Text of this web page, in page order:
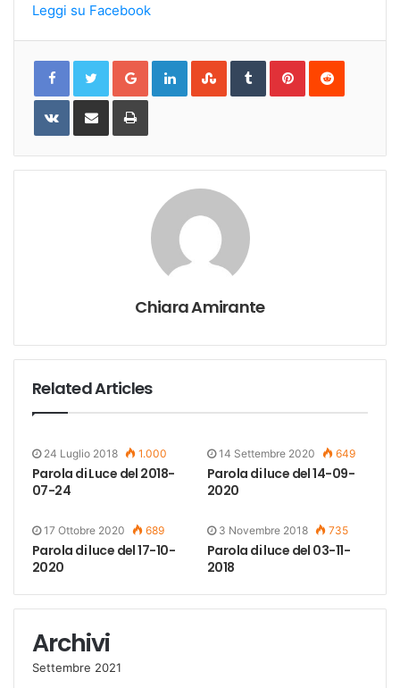
Leggi su Facebook
Google+LinkedInStumbleUpon
TumblrPinterestReddit
VKontakteShare
Email
Print
Chiara Amirante
Related Articles
24 Luglio 2018 1.000
Parola di Luce del 2018-
07-24
14 Settembre 2020 649
Parola di luce del 14-09-
2020
17 Ottobre 2020 689
Parola di luce del 17-10-
2020
3 Novembre 2018 735
Parola di luce del 03-11-
2018
Archivi
Settembre 2021